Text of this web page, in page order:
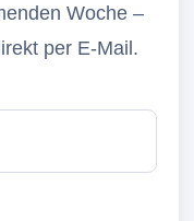
Woche –
per E-Mail.